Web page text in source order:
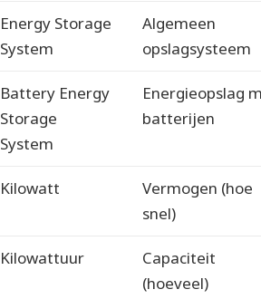
Energy Storage
System
Algemeen
opslagsysteem
Battery Energy
Storage
System
Energieopslag
batterijen
Kilowatt
Vermogen (hoe
snel)
Kilowattuur
Capaciteit
(hoeveel)